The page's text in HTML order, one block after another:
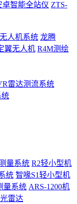
卓智能全站仪 ZTS-
人机系统 龙腾
翼无人机 R4M测绘
雷达测流系统
统
量系统 R2轻小型机
统 智喙S1轻小型机
量系统 ARS-1200机
雷达